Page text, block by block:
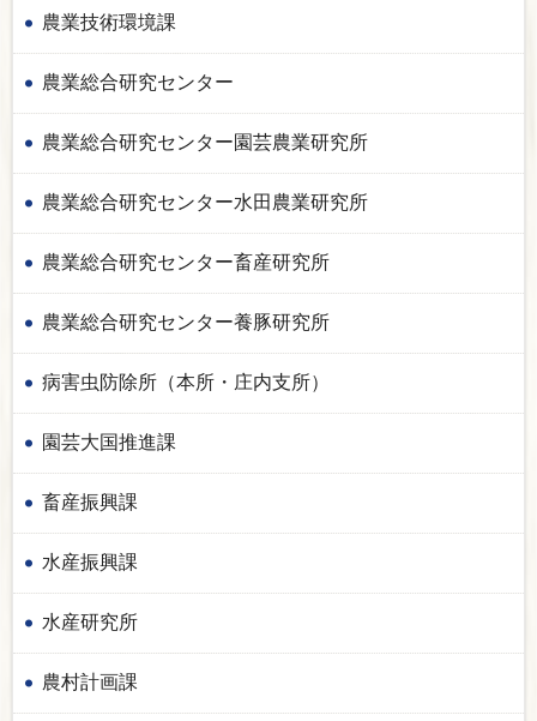
農業技術環境課
農業総合研究センター
農業総合研究センター園芸農業研究所
農業総合研究センター水田農業研究所
農業総合研究センター畜産研究所
農業総合研究センター養豚研究所
病害虫防除所（本所・庄内支所）
園芸大国推進課
畜産振興課
水産振興課
水産研究所
農村計画課